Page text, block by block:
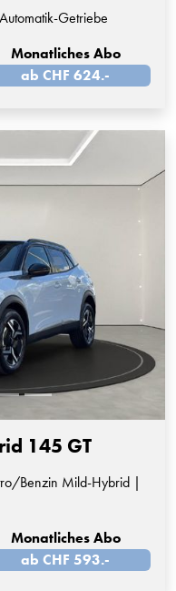
Getriebe
Monatliches Abo
ab CHF 624.-
145 GT
Benzin Mild-Hybrid |
Monatliches Abo
ab CHF 593.-